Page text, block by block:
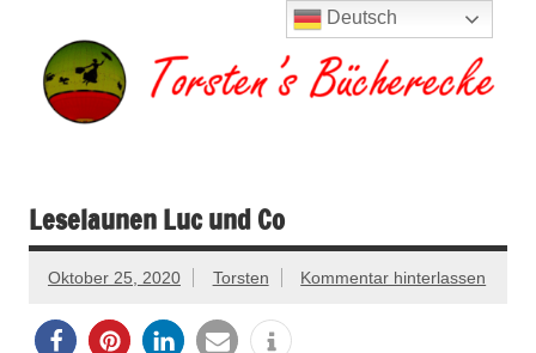
springen
Leselaunen Luc und Co
Oktober 25, 2020 Torsten Kommentar hinterlassen
Deutsch